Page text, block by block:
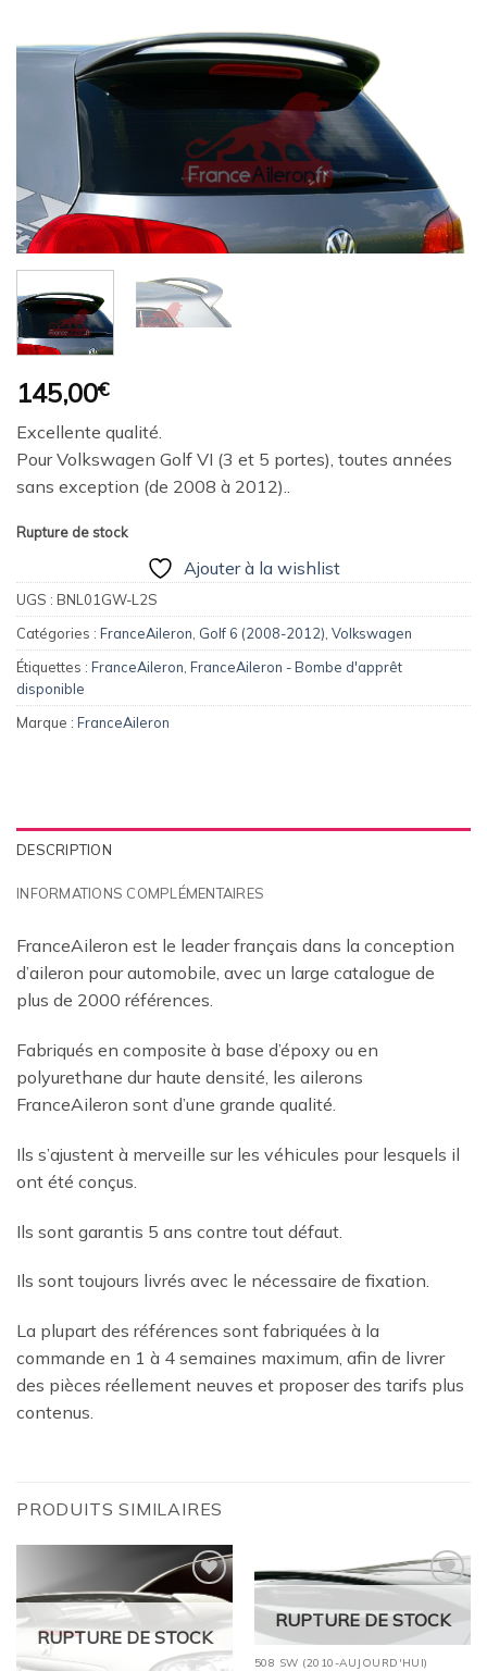
145,00€
Excellente qualité.
Pour Volkswagen Golf VI (3 et 5 portes), toutes années
sans exception (de 2008 à 2012)..
Rupture de stock
Ajouter à la wishlist
UGS : BNL01GW-L2S
Catégories : FranceAileron Golf 6 (2008-2012) Volkswagen
Étiquettes : FranceAileron FranceAileron - Bombe d'apprêt
disponible
Marque : FranceAileron
DESCRIPTION
INFORMATIONS COMPLÉMENTAIRES
FranceAileron est le leader français dans la conception
d’aileron pour automobile, avec un large catalogue de
plus de 2000 références.
Fabriqués en composite à base d’époxy ou en
polyurethane dur haute densité, les ailerons
FranceAileron sont d’une grande qualité.
Ils s’ajustent à merveille sur les véhicules pour lesquels il
ont été conçus.
Ils sont garantis 5 ans contre tout défaut.
Ils sont toujours livrés avec le nécessaire de fixation.
La plupart des références sont fabriquées à la
commande en 1 à 4 semaines maximum, afin de livrer
des pièces réellement neuves et proposer des tarifs plus
contenus.
PRODUITS SIMILAIRES
Ajouter
à la
wishlist
RUPTURE DE STOCK
à la
wishlist
RUPTURE DE STOCK
508 SW (2010-AUJOURD'HUI)